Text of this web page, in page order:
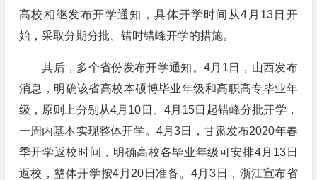
高校相继发布开学通知，具体开学时间从4月13日开
始，采取分期分批、错时错峰开学的措施。
其后，多个省份发布开学通知。4月1日，山西发布
消息，明确该省高校本硕博毕业年级和高职高专毕业年
级，原则上分别从4月10日、4月15日起错峰分批开学，
一周内基本实现整体开学。4月3日，甘肃发布2020年春
季开学返校时间，明确高校各毕业年级可安排4月13日
返校，整体开学按4月20日准备。4月3日，浙江宣布省